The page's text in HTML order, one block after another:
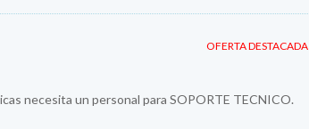
OFERTA DESTACADA
necesita un personal para SOPORTE TECNICO.